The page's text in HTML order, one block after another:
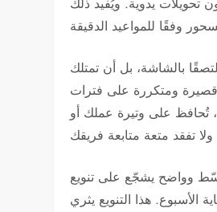
بالشاشة، بل أن تمتلك
ومتكررة على فترات
تُحافظ على وتيرة عملك أو
وواضح يشجّع على تنويع
هذا التنويع يثري